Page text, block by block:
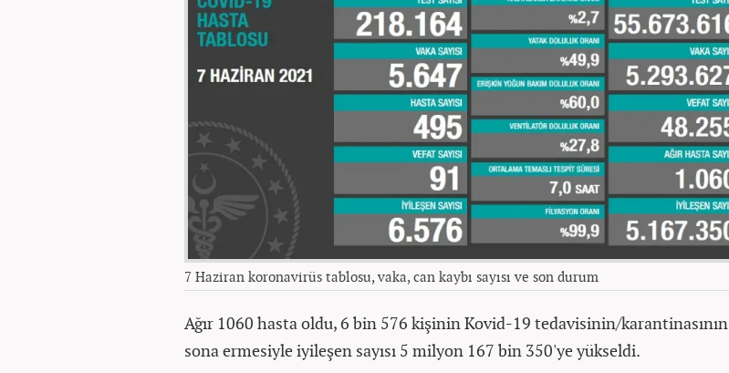
7 Haziran koronavirüs tablosu, vaka, can kaybı sayısı ve son durum
Ağır 1060 hasta oldu, 6 bin 576 kişinin Kovid-19 tedavisinin/karantinasının
sona ermesiyle iyileşen sayısı 5 milyon 167 bin 350'ye yükseldi.